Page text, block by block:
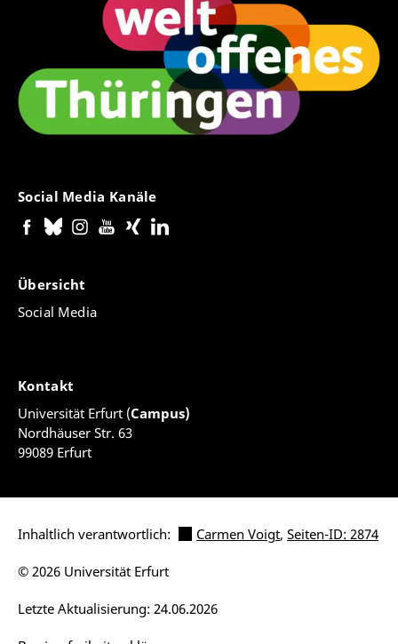
Social Media Kanäle
Übersicht
Social Media
Kontakt
Universität Erfurt (Campus)
Nordhäuser Str. 63
99089 Erfurt
Inhaltlich verantwortlich: Carmen Voigt, Seiten-ID: 2874
Letzte Aktualisierung: 24.06.2026
© 2026 Universität Erfurt